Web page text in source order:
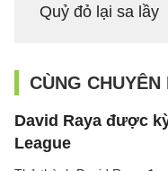
Quỷ đỏ lại sa lầy
CÙNG CHUYÊN
David Raya được
League